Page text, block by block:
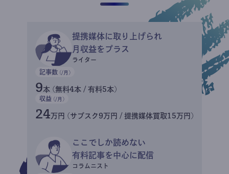
提携媒体に取り上げられ
月収益をプラス
ライター
記事数 (/月)
9本 (無料4本 / 有料5本)
収益 (/月)
24万円 (サブスク9万円 / 提携媒体買取15万円)
ここでしか読めない
有料記事を中心に配信
コラムニスト